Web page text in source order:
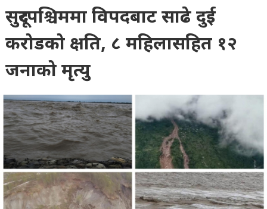
सुदूरपश्चिममा विपदबाट साढे दुई
करोडको क्षति, ८ महिलासहित १२
जनाको मृत्यु